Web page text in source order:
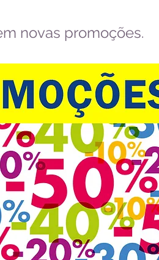
novas promoções.